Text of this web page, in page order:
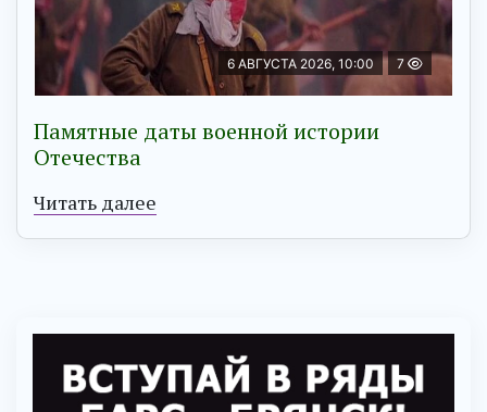
6 АВГУСТА 2026, 10:00 7
Памятные даты военной истории
Отечества
Читать далее